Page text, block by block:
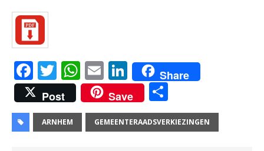
F
a
c
e
T
w
it
te
W
h
at
s
E
m
ai
l
Li
n
k
e
Share
Post
Save
el
e
ARNHEM GEMEENTERAADSVERKIEZINGEN